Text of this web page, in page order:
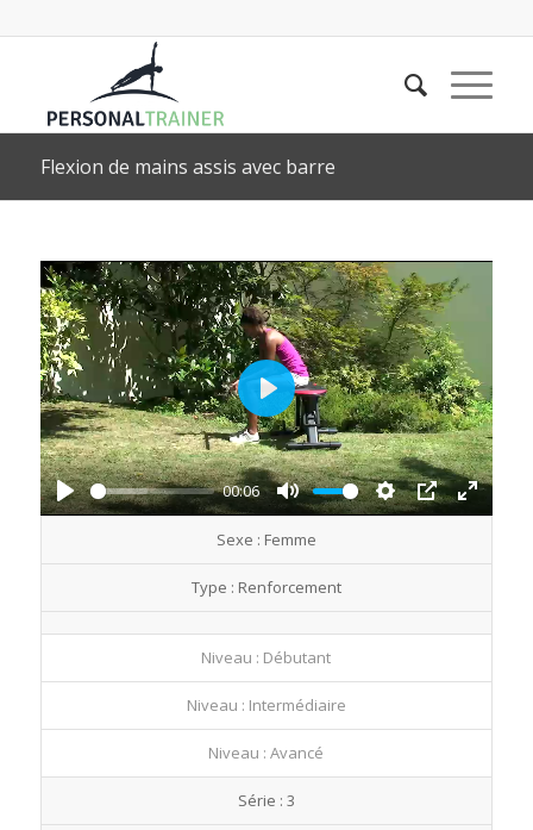
Flexion de mains assis avec barre
Play
00:06
Mute
Settings
PIP
Enter
Play
Sexe : Femme
Type : Renforcement
Niveau : Débutant
Niveau : Intermédiaire
Niveau : Avancé
Série : 3